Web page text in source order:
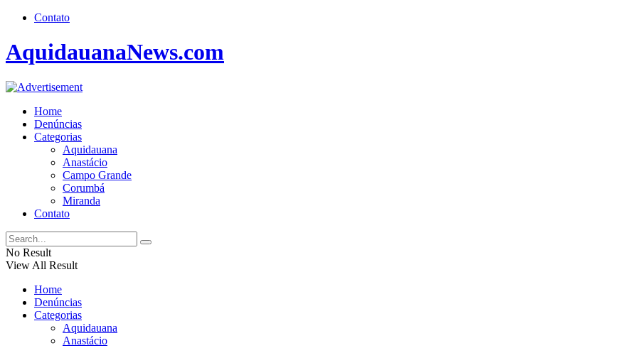
Contato
AquidauanaNews.com
Home
Denúncias
Categorias
Aquidauana
Anastácio
Campo Grande
Corumbá
Miranda
Contato
No Result
View All Result
Home
Denúncias
Categorias
Aquidauana
Anastácio